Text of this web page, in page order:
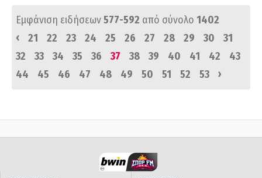
Εμφάνιση ειδήσεων577-592 από σύνολο 1402
‹
21 22 23 24 25 26 27 28 29 30
31
32
33 34 35 36 37 38 39 40 41 42
43
44
45 46 47 48 49 50 51 52 53 ›